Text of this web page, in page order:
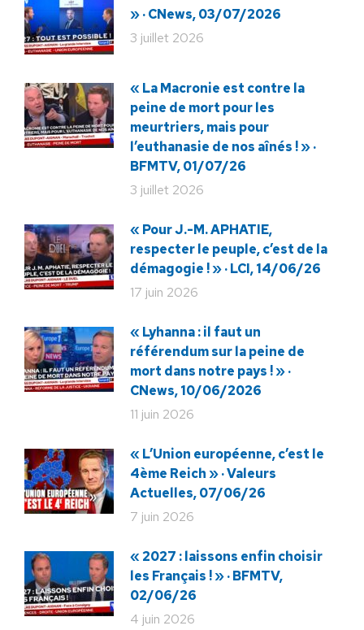
» · CNews, 03/07/2026
3 juillet 2026
« La Macronie est contre la
peine de mort pour les
meurtriers, mais pour
l’euthanasie de nos aînés ! » ·
BFMTV, 01/07/26
3 juillet 2026
« Pour J.-M. APHATIE,
respecter le peuple, c’est de la
démagogie ! » · LCI, 14/06/26
17 juin 2026
« Lyhanna : il faut un
référendum sur la peine de
mort dans notre pays ! » ·
CNews, 10/06/2026
11 juin 2026
« L’Union européenne, c’est le
4ème Reich » · Valeurs
Actuelles, 07/06/26
7 juin 2026
« 2027 : laissons enfin choisir
les Français ! » · BFMTV,
02/06/26
4 juin 2026